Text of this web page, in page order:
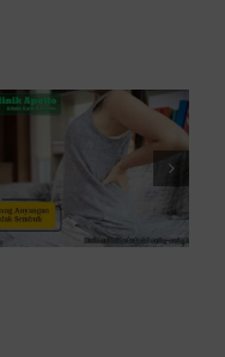
Penyebab
dan
Solusinya